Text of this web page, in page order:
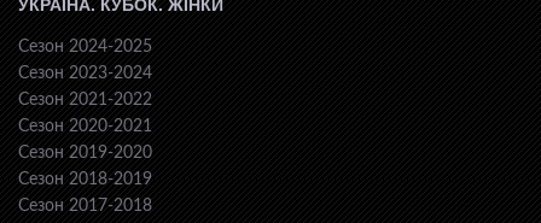
УКРАЇНА. КУБОК. ЖІНКИ
Сезон 2024-2025
Сезон 2023-2024
Сезон 2021-2022
Сезон 2020-2021
Сезон 2019-2020
Сезон 2018-2019
Сезон 2017-2018